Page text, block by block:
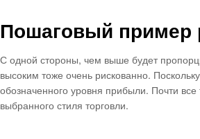
Пошаговый пример
С одной стороны, чем выше будет
высоким тоже очень рискованно.
обозначенного уровня прибыли. Почти
выбранного стиля торговли.